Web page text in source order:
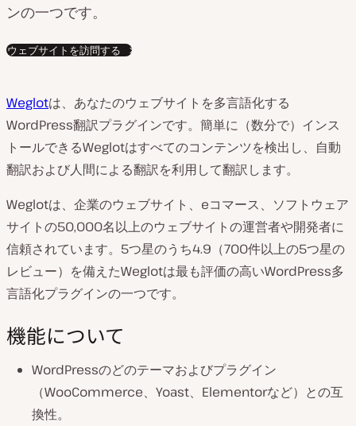
ンの一つです。
ウェブサイトを訪問する
Weglotは、あなたのウェブサイトを多言語化する
WordPress翻訳プラグインです。簡単に（数分で）インス
トールできるWeglotはすべてのコンテンツを検出し、自動
翻訳および人間による翻訳を利用して翻訳します。
Weglotは、企業のウェブサイト、eコマース、ソフトウェア
サイトの50,000名以上のウェブサイトの運営者や開発者に
信頼されています。5つ星のうち4.9（700件以上の5つ星の
レビュー）を備えたWeglotは最も評価の高いWordPress多
言語化プラグインの一つです。
機能について
WordPressのどのテーマおよびプラグイン
（WooCommerce、Yoast、Elementorなど）との互
換性。